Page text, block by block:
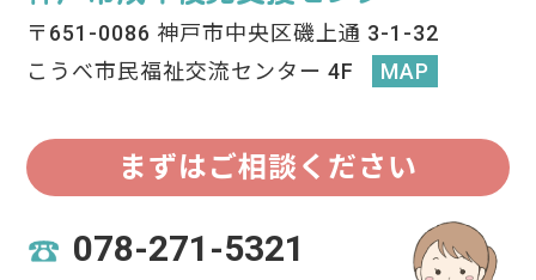
〒651-0086 神戸市中央区磯上通 3-1-32
こうべ市民福祉交流センター 4F
MAP
まずはご相談ください
078-271-5321